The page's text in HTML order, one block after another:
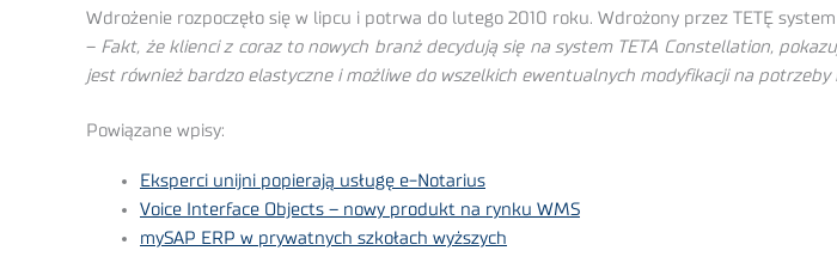
Wdrożenie rozpoczęło się w lipcu i potrwa do lutego 2010 roku. Wdrożony przez TETĘ
– Fakt, że klienci z coraz to nowych branż decydują się na system TETA Constellation,
jest również bardzo elastyczne i możliwe do wszelkich ewentualnych modyfikacji na potrzeby
Powiązane wpisy:
Eksperci unijni popierają usługę e-Notarius
Voice Interface Objects – nowy produkt na rynku WMS
mySAP ERP w prywatnych szkołach wyższych